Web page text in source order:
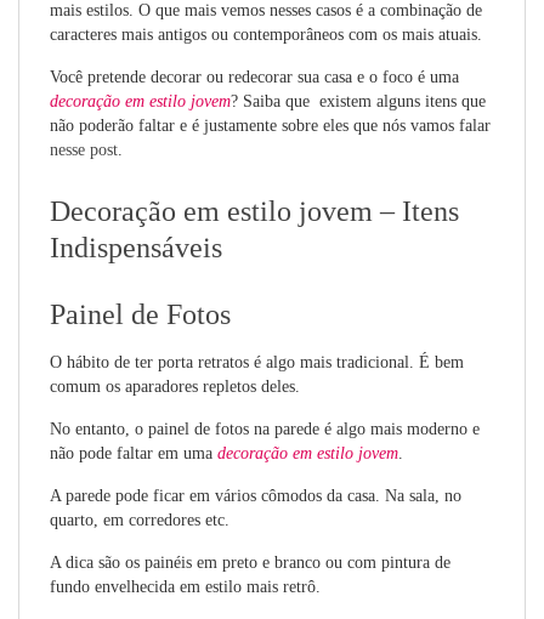
mais estilos. O que mais vemos nesses casos é a combinação de
caracteres mais antigos ou contemporâneos com os mais atuais.
Você pretende decorar ou redecorar sua casa e o foco é uma
decoração em estilo jovem? Saiba que existem alguns itens que
não poderão faltar e é justamente sobre eles que nós vamos falar
nesse post.
Decoração em estilo jovem – Itens
Indispensáveis
Painel de Fotos
O hábito de ter porta retratos é algo mais tradicional. É bem
comum os aparadores repletos deles.
No entanto, o painel de fotos na parede é algo mais moderno e
não pode faltar em uma decoração em estilo jovem.
A parede pode ficar em vários cômodos da casa. Na sala, no
quarto, em corredores etc.
A dica são os painéis em preto e branco ou com pintura de
fundo envelhecida em estilo mais retrô.